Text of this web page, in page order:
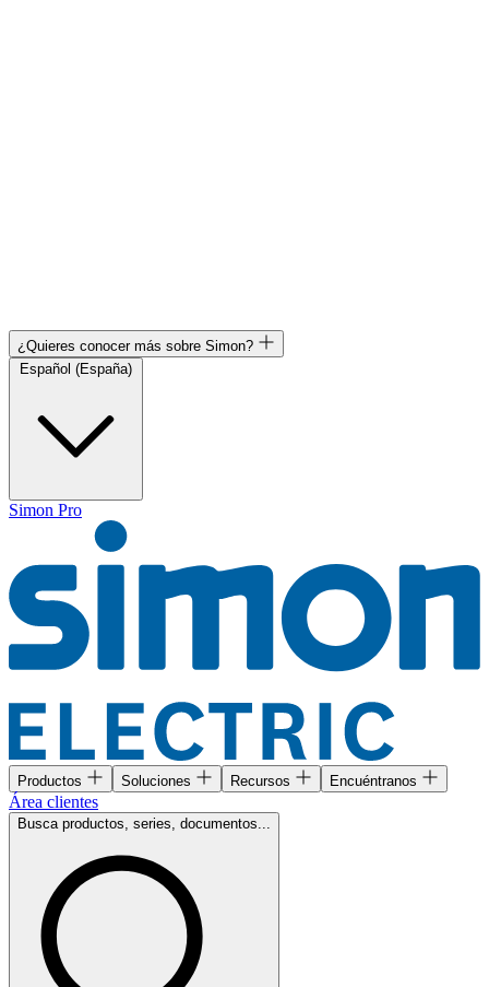
¿Quieres conocer más sobre Simon?
Simon Pro
Productos Soluciones Recursos Encuéntranos
Área clientes
Busca productos, series, documentos...